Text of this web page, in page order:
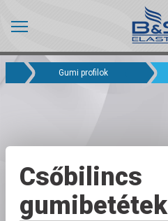
Gumi profilok
Csőbilincs
gumibetétek